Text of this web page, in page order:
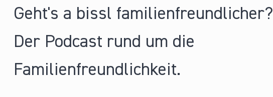
Geht's a bissl familienfreundlicher?
Der Podcast rund um die
Familienfreundlichkeit.